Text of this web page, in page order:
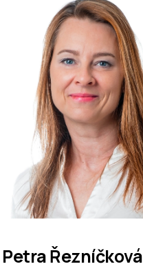
Petra Řezníčková